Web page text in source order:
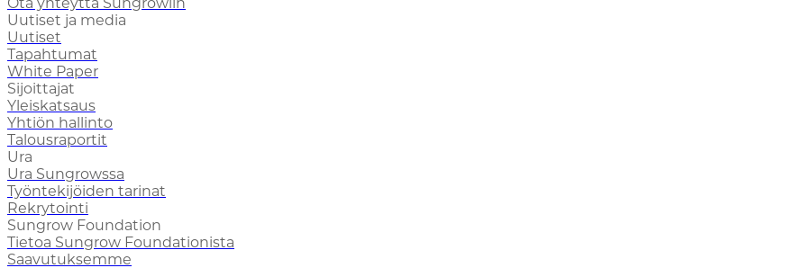
Uutiset ja media
Uutiset
Tapahtumat
White Paper
Sijoittajat
Yleiskatsaus
Yhtiön hallinto
Talousraportit
Ura
Ura Sungrowssa
Työntekijöiden tarinat
Rekrytointi
Sungrow Foundation
Tietoa Sungrow Foundationista
Saavutuksemme